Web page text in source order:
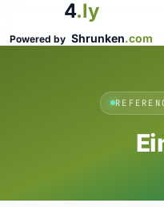
4.ly
Powered by Shrunken.com